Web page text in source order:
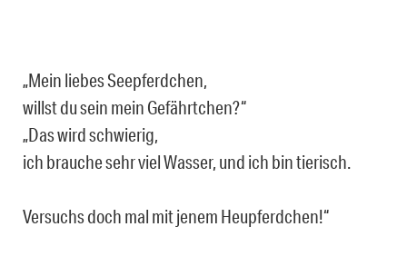
„Mein liebes Seepferdchen,
willst du sein mein Gefährtchen?“
„Das wird schwierig,
ich brauche sehr viel Wasser, und ich bin tierisch.
Versuchs doch mal mit jenem Heupferdchen!“